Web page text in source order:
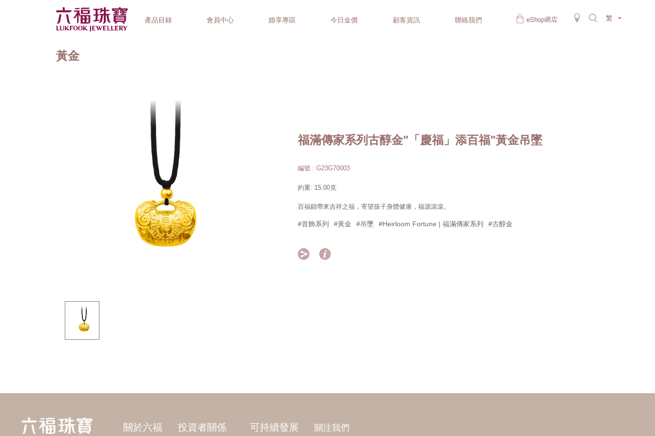
產品目錄 會員中心 婚享專區 今日金價 顧客資訊 聯絡我們 繁
黃金
福滿傳家系列古醇金"「慶福」添百福"黃金吊墜
編號 : G23G70003
約重: 15.00克
百福鎖帶來吉祥之福，寄望孩子身體健康，福源滾滾。
#首飾系列 #黃金 #吊墜 #Heirloom Fortune | 福滿傳家系列 #古醇金
 
關於六福 投資者關係 可持續發展 關注我們